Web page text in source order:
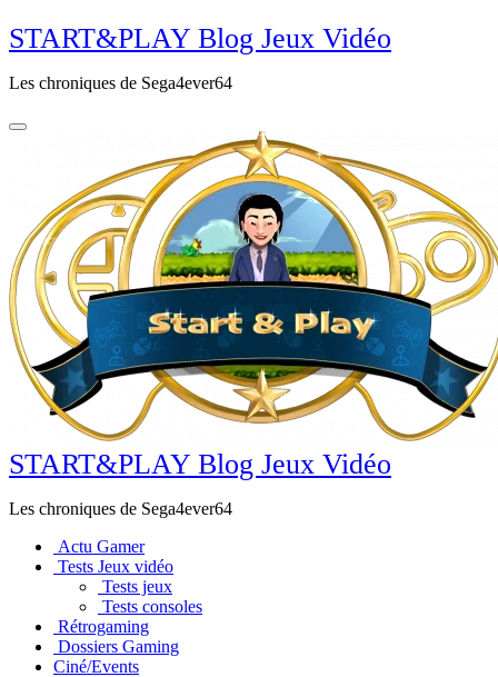
START&PLAY Blog Jeux Vidéo
Les chroniques de Sega4ever64
START&PLAY Blog Jeux Vidéo
Les chroniques de Sega4ever64
Actu Gamer
Tests Jeux vidéo
Tests jeux
Tests consoles
Rétrogaming
Dossiers Gaming
Ciné/Events